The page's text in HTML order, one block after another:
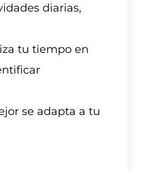
diarias,
tu tiempo en
se adapta a tu